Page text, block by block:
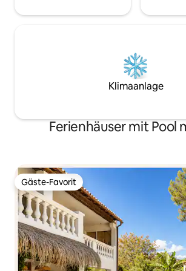
Klimaanlage
Ferienhäuser mit Pool
Gäste-Favorit
Gäste-Favorit